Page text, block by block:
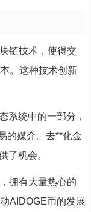
链技术，使得交
。这种技术创新
系统中的一部分，
的媒介。去**化金
了机会。
拥有大量热心的
AIDOGE币的发展